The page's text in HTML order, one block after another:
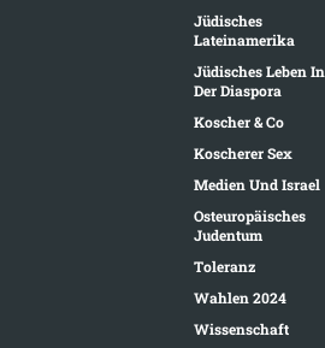
Jüdisches
Lateinamerika
Jüdisches Leben In
Der Diaspora
Koscher & Co
Koscherer Sex
Medien Und Israel
Osteuropäisches
Judentum
Toleranz
Wahlen 2024
Wissenschaft